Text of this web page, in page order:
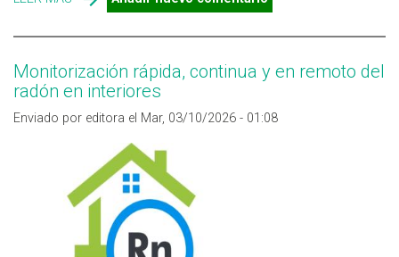
NOTAS TÉCNICAS DE PREVENCIÓN DEL INSST
Monitorización rápida, continua y en remoto del
radón en interiores
Enviado por editora el Mar, 03/10/2026 - 01:08